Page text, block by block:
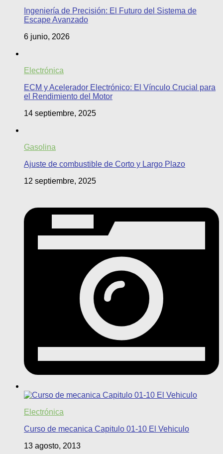
Ingeniería de Precisión: El Futuro del Sistema de
Escape Avanzado
6 junio, 2026
Electrónica
ECM y Acelerador Electrónico: El Vínculo Crucial para
el Rendimiento del Motor
14 septiembre, 2025
Gasolina
Ajuste de combustible de Corto y Largo Plazo
12 septiembre, 2025
Electrónica
Curso de mecanica Capitulo 01-10 El Vehiculo
13 agosto, 2013